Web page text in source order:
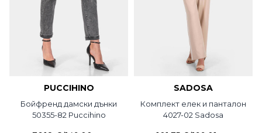
PUCCIHINO
Бойфренд дамски дънки
50355-82 Puccihino
SADOSA
Комплект елек и панталон
4027-02 Sadosa